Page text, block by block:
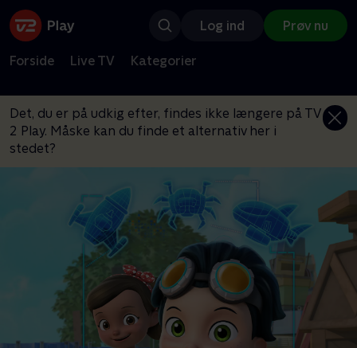
Log ind Prøv nu
Forside Live TV Kategorier
Det, du er på udkig efter, findes ikke længere på TV
2 Play. Måske kan du finde et alternativ her i
stedet?